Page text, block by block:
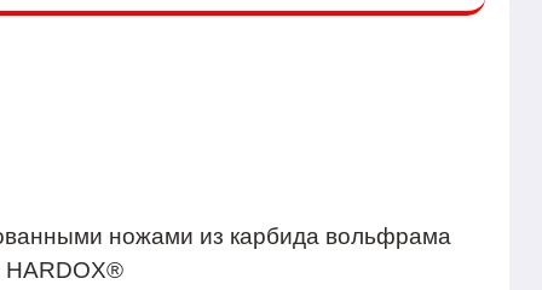
ножами из карбида вольфрама
HARDOX®